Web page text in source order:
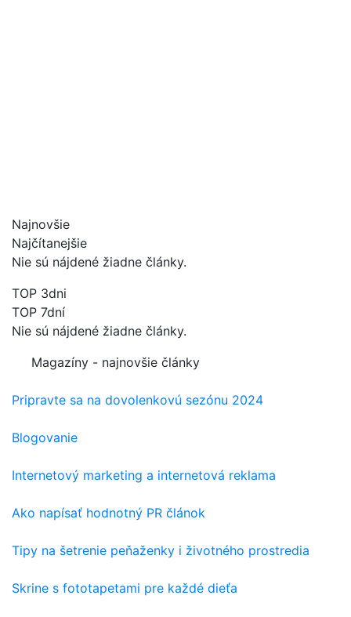
Najnovšie
Najčítanejšie
Nie sú nájdené žiadne články.
TOP 3dni
TOP 7dní
Nie sú nájdené žiadne články.
Magazíny - najnovšie články
Pripravte sa na dovolenkovú sezónu 2024
Blogovanie
Internetový marketing a internetová reklama
Ako napísať hodnotný PR článok
Tipy na šetrenie peňaženky i životného prostredia
Skrine s fototapetami pre každé dieťa